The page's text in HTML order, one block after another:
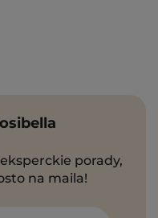
porady,
na maila!